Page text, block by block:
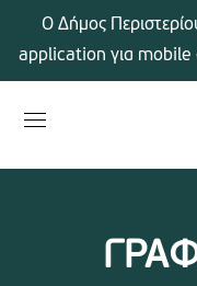
Ο Δήμος
application για mobile